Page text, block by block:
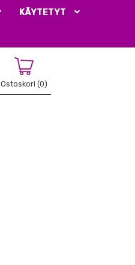
KÄYTETYT
Ostoskori (0)